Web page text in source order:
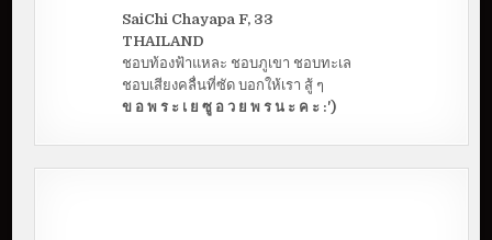
SaiChi Chayapa F, 33
THAILAND
ชอบท้องฟ้าแหละ ชอบภูเขา ชอบทะเล
ชอบเสียงคลื่นที่ซัด บอกให้เรา สู้ ๆ
ข อ พ ร ะ เ ย ซู อ ว ย พ ร น ะ ค ะ :')